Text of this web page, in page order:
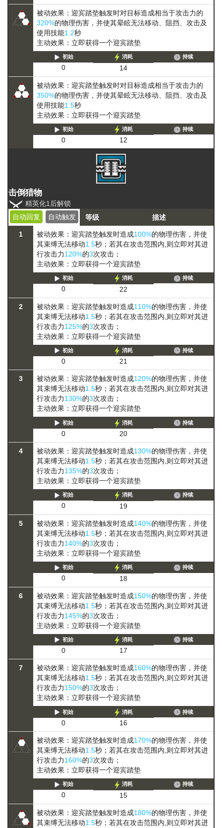
被动效果：迎宾踏垫触发时对目标造成相当于攻击力的
320%的物理伤害，并使其晕眩无法移动、阻挡、攻击及
使用技能1.2秒
主动效果：立即获得一个迎宾踏垫
初始
0
消耗
14
持续
被动效果：迎宾踏垫触发时对目标造成相当于攻击力的
350%的物理伤害，并使其晕眩无法移动、阻挡、攻击及
使用技能1.5秒
主动效果：立即获得一个迎宾踏垫
初始
0
消耗
12
持续
击倒猎物
精英化1后解锁
自动回复
自动触发 等级 描述
1 被动效果：迎宾踏垫触发时造成100%的物理伤害，并使
其束缚无法移动1.5秒；若其在攻击范围内,则立即对其进
行攻击力120%的3次攻击；
主动效果：立即获得一个迎宾踏垫
初始
0
消耗
22
持续
2 被动效果：迎宾踏垫触发时造成110%的物理伤害，并使
其束缚无法移动1.5秒；若其在攻击范围内,则立即对其进
行攻击力125%的3次攻击；
主动效果：立即获得一个迎宾踏垫
初始
0
消耗
21
持续
3 被动效果：迎宾踏垫触发时造成120%的物理伤害，并使
其束缚无法移动1.5秒；若其在攻击范围内,则立即对其进
行攻击力130%的3次攻击；
主动效果：立即获得一个迎宾踏垫
初始
0
消耗
20
持续
4 被动效果：迎宾踏垫触发时造成130%的物理伤害，并使
其束缚无法移动1.5秒；若其在攻击范围内,则立即对其进
行攻击力135%的3次攻击；
主动效果：立即获得一个迎宾踏垫
初始
0
消耗
19
持续
5 被动效果：迎宾踏垫触发时造成140%的物理伤害，并使
其束缚无法移动1.5秒；若其在攻击范围内,则立即对其进
行攻击力140%的3次攻击；
主动效果：立即获得一个迎宾踏垫
初始
0
消耗
18
持续
6 被动效果：迎宾踏垫触发时造成150%的物理伤害，并使
其束缚无法移动1.5秒；若其在攻击范围内,则立即对其进
行攻击力145%的3次攻击；
主动效果：立即获得一个迎宾踏垫
初始
0
消耗
17
持续
7 被动效果：迎宾踏垫触发时造成160%的物理伤害，并使
其束缚无法移动1.5秒；若其在攻击范围内,则立即对其进
行攻击力150%的3次攻击；
主动效果：立即获得一个迎宾踏垫
初始
0
消耗
16
持续
被动效果：迎宾踏垫触发时造成170%的物理伤害，并使
其束缚无法移动1.5秒；若其在攻击范围内,则立即对其进
行攻击力160%的3次攻击；
主动效果：立即获得一个迎宾踏垫
初始
0
消耗
15
持续
被动效果：迎宾踏垫触发时造成180%的物理伤害，并使
其束缚无法移动1.5秒；若其在攻击范围内,则立即对其进